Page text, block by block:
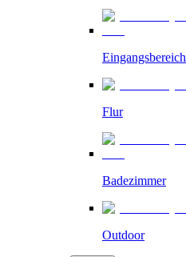
Eingangsbereich
Flur
Badezimmer
Outdoor